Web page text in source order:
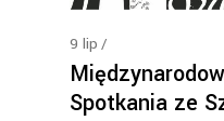
9 lip
Spotkania ze